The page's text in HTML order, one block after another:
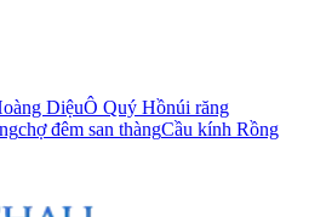
DiệuÔ Quý Hồnúi răng
chợ đêm san thàngCầu kính Rồng